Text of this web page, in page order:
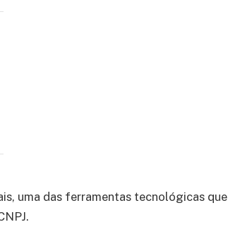
uma das ferramentas tecnológicas que